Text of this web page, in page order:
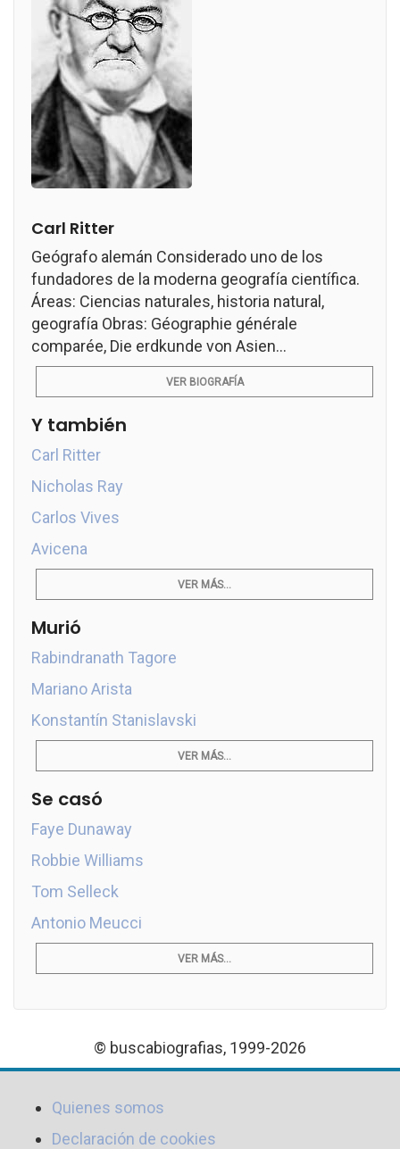
Carl Ritter
Geógrafo alemán Considerado uno de los
fundadores de la moderna geografía científica.
Áreas: Ciencias naturales, historia natural,
geografía Obras: Géographie générale
comparée, Die erdkunde von Asien...
VER BIOGRAFÍA
Y también
Carl Ritter
Nicholas Ray
Carlos Vives
Avicena
VER MÁS...
Murió
Rabindranath Tagore
Mariano Arista
Konstantín Stanislavski
VER MÁS...
Se casó
Faye Dunaway
Robbie Williams
Tom Selleck
Antonio Meucci
VER MÁS...
© buscabiografias, 1999-2026
Quienes somos
Declaración de cookies